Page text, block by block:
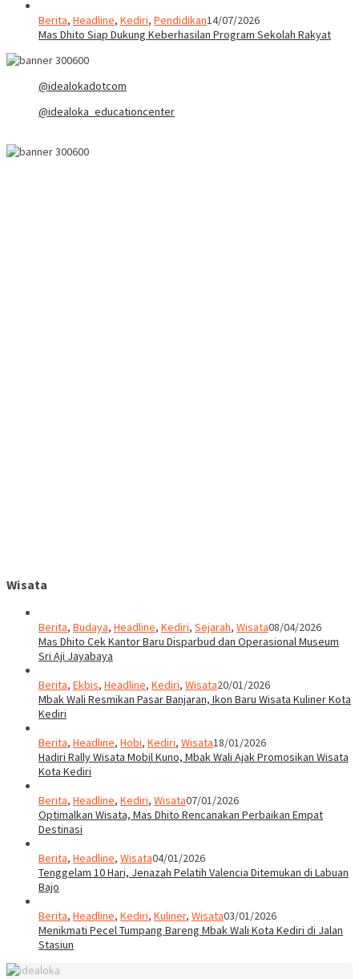
Berita, Headline, Kediri, Pendidikan14/07/2026
Mas Dhito Siap Dukung Keberhasilan Program Sekolah Rakyat
@idealokadotcom
@idealoka_educationcenter
Wisata
Berita, Budaya, Headline, Kediri, Sejarah, Wisata08/04/2026
Mas Dhito Cek Kantor Baru Disparbud dan Operasional Museum
Sri Aji Jayabaya
Berita, Ekbis, Headline, Kediri, Wisata20/01/2026
Mbak Wali Resmikan Pasar Banjaran, Ikon Baru Wisata Kuliner Kota
Kediri
Berita, Headline, Hobi, Kediri, Wisata18/01/2026
Hadiri Rally Wisata Mobil Kuno, Mbak Wali Ajak Promosikan Wisata
Kota Kediri
Berita, Headline, Kediri, Wisata07/01/2026
Optimalkan Wisata, Mas Dhito Rencanakan Perbaikan Empat
Destinasi
Berita, Headline, Wisata04/01/2026
Tenggelam 10 Hari, Jenazah Pelatih Valencia Ditemukan di Labuan
Bajo
Berita, Headline, Kediri, Kuliner, Wisata03/01/2026
Menikmati Pecel Tumpang Bareng Mbak Wali Kota Kediri di Jalan
Stasiun